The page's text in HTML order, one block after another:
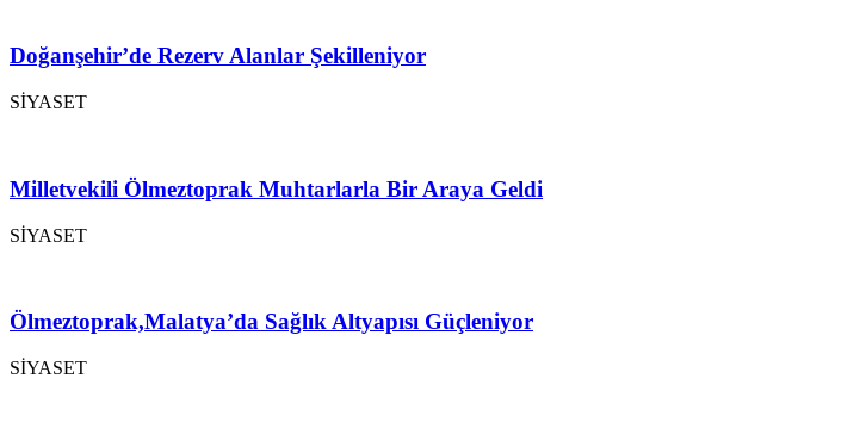
Doğanşehir’de Rezerv Alanlar Şekilleniyor
SİYASET
Milletvekili Ölmeztoprak Muhtarlarla Bir Araya Geldi
SİYASET
Ölmeztoprak,Malatya’da Sağlık Altyapısı Güçleniyor
SİYASET